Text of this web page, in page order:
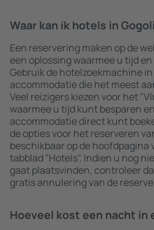
Waar kan ik hotels in
Een reservering maken op de
een oplossing waarmee u tijd
Gebruik de hotelzoekmachine
accommodatie die het meest
Veel reizigers kiezen voor het
waarmee u tijd kunt besparen
accommodatie direct kunt
de opties voor het reserveren
beschikbaar op de hoofdpagina
tabblad "Hotels". Indien u nog
gaat plaatsvinden, controleer
gratis annulering van de
Hoeveel kost een nacht in